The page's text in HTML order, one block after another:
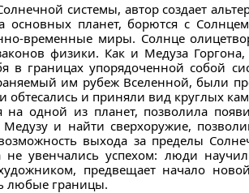
системы, автор создает
планет, борются с
временные миры. Солнце
физики. Как и Медуза
в границах упорядоченной собой
им рубеж Вселенной, были
и приняли вид круглых
на одной из планет, позволила
и найти сверхоружие,
выхода за пределы
увенчались успехом: люди
предвещает начало
любые границы.